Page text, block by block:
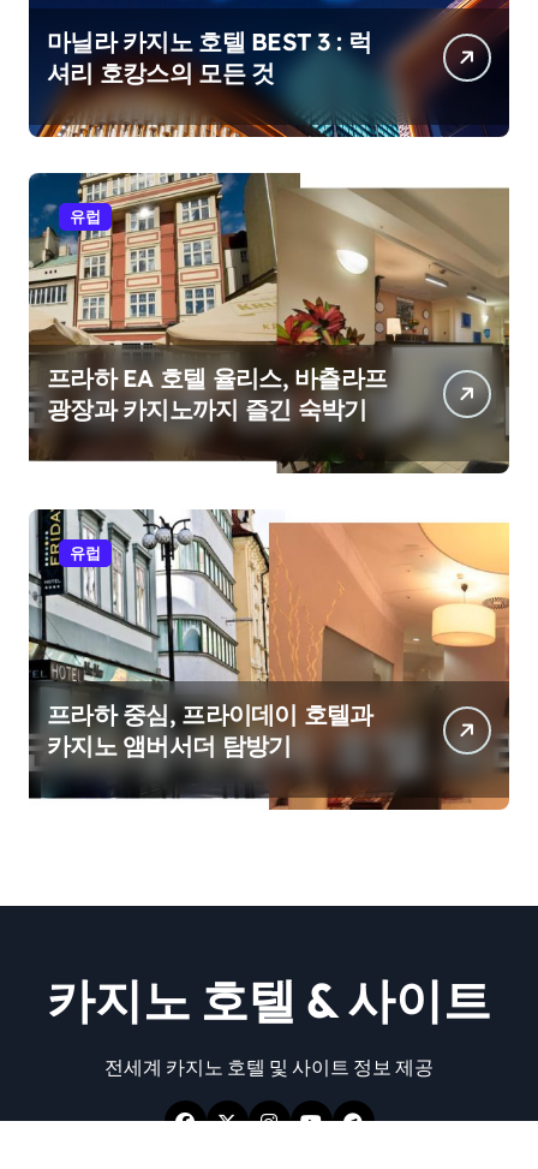
마닐라 카지노 호텔 BEST 3 : 럭
셔리 호캉스의 모든 것
유럽
프라하 EA 호텔 율리스, 바츨라프
광장과 카지노까지 즐긴 숙박기
유럽
프라하 중심, 프라이데이 호텔과
카지노 앰버서더 탐방기
카지노 호텔 & 사이트
전세계 카지노 호텔 및 사이트 정보 제공